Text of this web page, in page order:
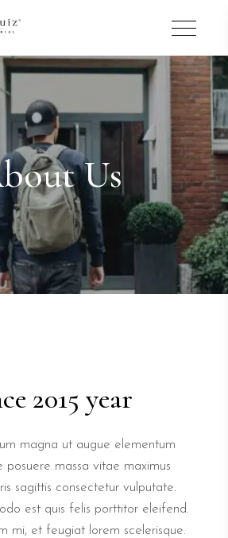
Us
2015 year
magna ut augue elementum
posuere massa vitae maximus
sagittis consectetur vulputate.
est quis felis porttitor eleifend.
mi, et feugiat lorem scelerisque.